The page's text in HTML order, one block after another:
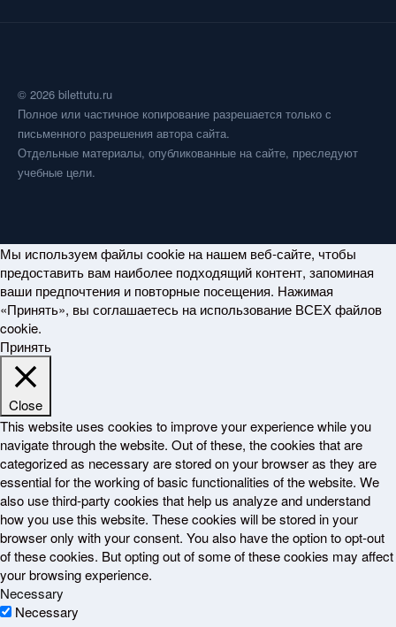
© 2026 bilettutu.ru
Полное или частичное копирование разрешается только с
письменного разрешения автора сайта.
Отдельные материалы, опубликованные на сайте, преследуют
учебные цели.
Мы используем файлы cookie на нашем веб-сайте, чтобы
предоставить вам наиболее подходящий контент, запоминая
ваши предпочтения и повторные посещения. Нажимая
«Принять», вы соглашаетесь на использование ВСЕХ файлов
cookie.
Принять
Close
This website uses cookies to improve your experience while you
navigate through the website. Out of these, the cookies that are
categorized as necessary are stored on your browser as they are
essential for the working of basic functionalities of the website. We
also use third-party cookies that help us analyze and understand
how you use this website. These cookies will be stored in your
browser only with your consent. You also have the option to opt-out
of these cookies. But opting out of some of these cookies may affect
your browsing experience.
Necessary
Necessary